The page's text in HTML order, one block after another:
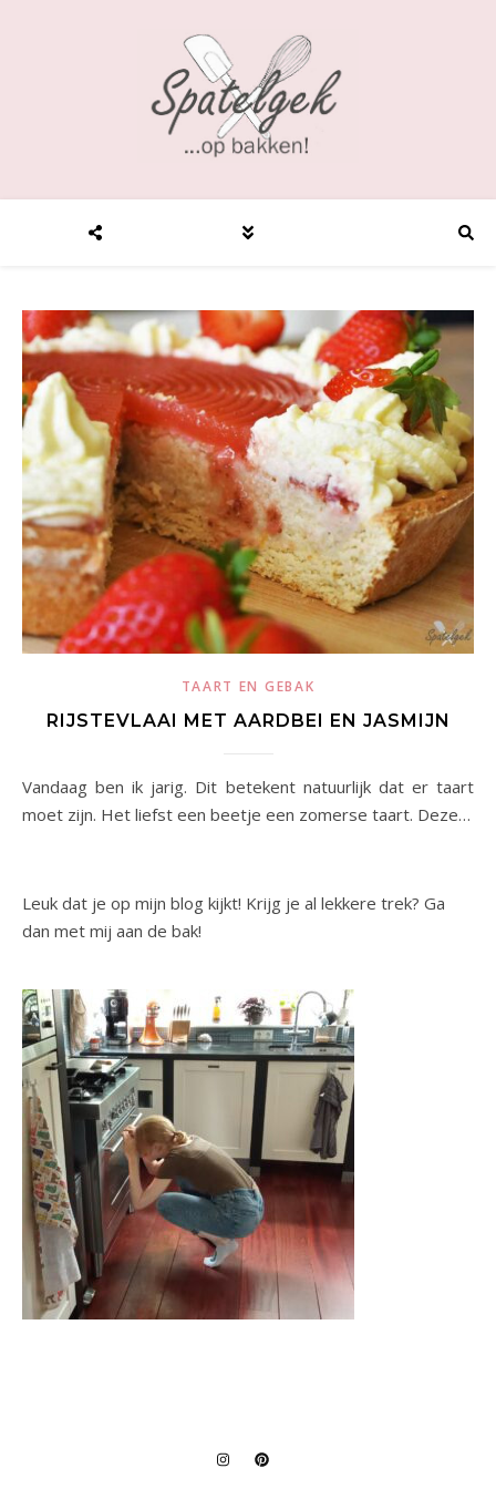
TAART EN GEBAK
RIJSTEVLAAI MET AARDBEI EN JASMIJN
Vandaag ben ik jarig. Dit betekent natuurlijk dat er taart
moet zijn. Het liefst een beetje een zomerse taart. Deze…
Leuk dat je op mijn blog kijkt! Krijg je al lekkere trek? Ga
dan met mij aan de bak!